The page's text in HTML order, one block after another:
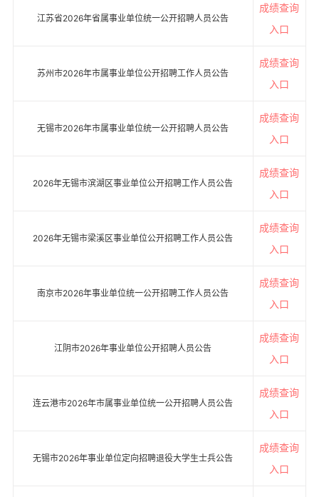
江苏省2026年省属事业单位统一公开招聘人员公告
成绩查询
入口
苏州市2026年市属事业单位公开招聘工作人员公告
成绩查询
入口
无锡市2026年市属事业单位统一公开招聘人员公告
成绩查询
入口
2026年无锡市滨湖区事业单位公开招聘工作人员公告
成绩查询
入口
2026年无锡市梁溪区事业单位公开招聘工作人员公告
成绩查询
入口
南京市2026年事业单位统一公开招聘工作人员公告
成绩查询
入口
江阴市2026年事业单位公开招聘人员公告
成绩查询
入口
连云港市2026年市属事业单位统一公开招聘人员公告
成绩查询
入口
无锡市2026年事业单位定向招聘退役大学生士兵公告
成绩查询
入口